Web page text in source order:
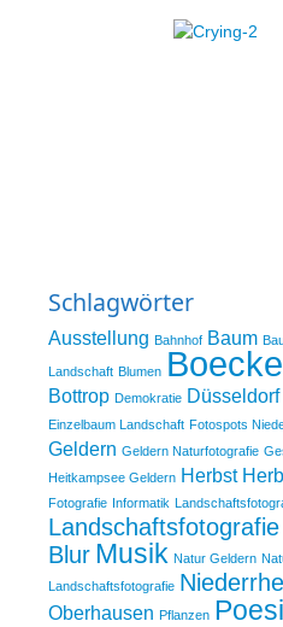
Schlagwörter
Ausstellung Bahnhof Baum
Landschaft Blumen
Bottrop Demokratie Düsseldorf
Einzelbaum Landschaft Fotospots
Geldern Geldern Naturfotografie
Heitkampsee Geldern Herbst
Fotografie Informatik
Blur Musik Natur Geldern
Landschaftsfotografie
Oberhausen Pflanzen